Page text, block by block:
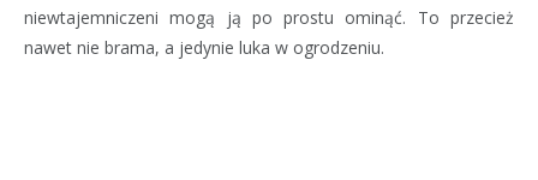
niewtajemniczeni mogą ją po prostu ominąć. To przecież
nawet nie brama, a jedynie luka w ogrodzeniu.